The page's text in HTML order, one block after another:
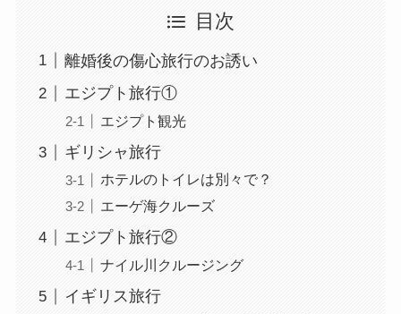
目次
離婚後の傷心旅行のお誘い
エジプト旅行①
エジプト観光
ギリシャ旅行
ホテルのトイレは別々で？
エーゲ海クルーズ
エジプト旅行②
ナイル川クルージング
イギリス旅行